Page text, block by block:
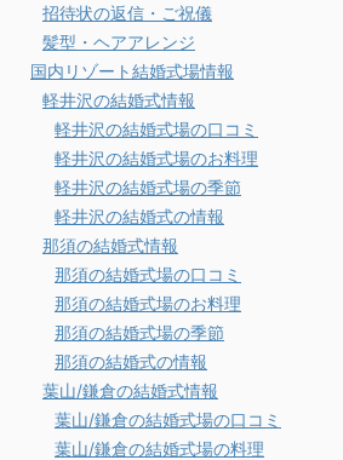
招待状の返信・ご祝儀
髪型・ヘアアレンジ
国内リゾート結婚式場情報
軽井沢の結婚式情報
軽井沢の結婚式場の口コミ
軽井沢の結婚式場のお料理
軽井沢の結婚式場の季節
軽井沢の結婚式の情報
那須の結婚式情報
那須の結婚式場の口コミ
那須の結婚式場のお料理
那須の結婚式場の季節
那須の結婚式の情報
葉山/鎌倉の結婚式情報
葉山/鎌倉の結婚式場の口コミ
葉山/鎌倉の結婚式場の料理